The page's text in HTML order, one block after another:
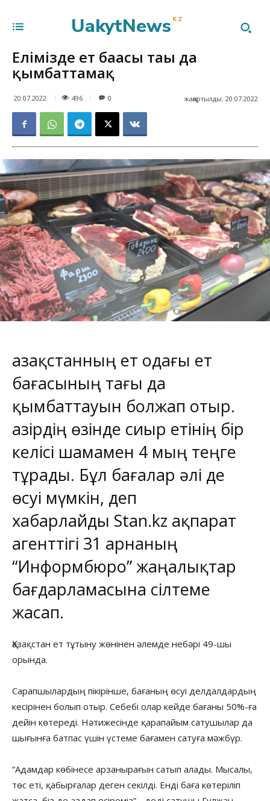
UakytNews KZ
Елімізде ет бағасы тағы да
қымбаттамақ
20.07.2022 496 жаңартылды: 20.07.2022
0
Қазақстанның ет одағы ет
бағасының тағы да
қымбаттауын болжап отыр.
Қазірдің өзінде сиыр етінің бір
келісі шамамен 4 мың теңге
тұрады. Бұл бағалар әлі де
өсуі мүмкін, деп
хабарлайды Stan.kz ақпарат
агенттігі 31 арнаның
“Информбюро”жаңалықтар
бағдарламасына сілтеме
жасап.
Қазақстан ет тұтыну жөнінен әлемде небәрі 49-шы
орында.
Сарапшылардың пікірінше, бағаның өсуі делдалдардың
кесірінен болып отыр. Себебі олар кейде бағаны 50%-ға
дейін көтереді. Нәтижесінде қарапайым сатушылар да
шығынға батпас үшін үстеме бағамен сатуға мәжбүр.
“Адамдар көбінесе арзанырағын сатып алады. Мысалы,
төс еті, қабырғалар деген секілді. Енді баға көтеріліп